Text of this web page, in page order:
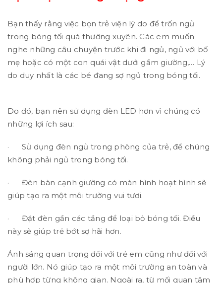
Bạn thấy rằng việc bọn trẻ viện lý do để trốn ngủ
trong bóng tối quá thường xuyên. Các em muốn
nghe những câu chuyện trước khi đi ngủ, ngủ với bố
mẹ hoặc có một con quái vật dưới gầm giường,… Lý
do duy nhất là các bé đang sợ ngủ trong bóng tối.
Do đó, bạn nên sử dụng đèn LED hơn vì chúng có
những lợi ích sau:
· Sử dụng đèn ngủ trong phòng của trẻ, để chúng
không phải ngủ trong bóng tối.
· Đèn bàn cạnh giường có màn hình hoạt hình sẽ
giúp tạo ra một môi trường vui tươi.
· Đặt đèn gần các tầng để loại bỏ bóng tối. Điều
này sẽ giúp trẻ bớt sợ hãi hơn.
Ánh sáng quan trọng đối với trẻ em cũng như đối với
người lớn. Nó giúp tạo ra một môi trường an toàn và
phù hợp từng không gian. Ngoài ra, từ mối quan tâm